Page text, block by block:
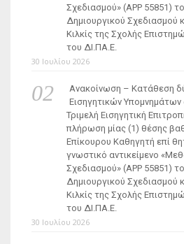
Σχεδιασμού» (ΑΡΡ 55851)
Δημιουργικού Σχεδιασμού
Κιλκίς της Σχολής
του ΔΙ.ΠΑ.Ε.
30 Ιουλίου 2026
Ανακοίνωση – Κατάθεση
Εισηγητικών Υπομνημάτων
Τριμελή Εισηγητική
πλήρωση μίας (1) θέσης
Επίκουρου Καθηγητή επί
γνωστικό αντικείμενο
Σχεδιασμού» (ΑΡΡ 55851)
Δημιουργικού Σχεδιασμού
Κιλκίς της Σχολής
του ΔΙ.ΠΑ.Ε.
30 Ιουλίου 2026